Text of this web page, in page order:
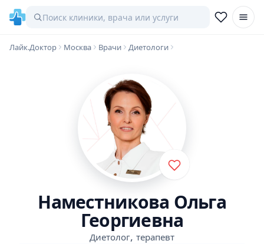
Лайк.Доктор Москва Врачи Диетологи
Наместникова Ольга
Георгиевна
Диетолог, терапевт